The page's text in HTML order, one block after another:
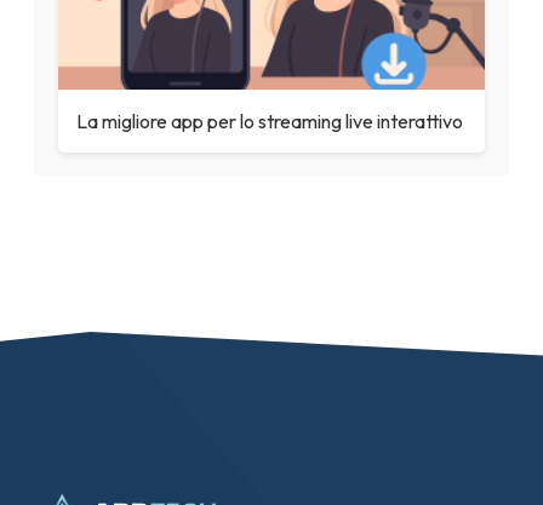
La migliore app per lo streaming live interattivo